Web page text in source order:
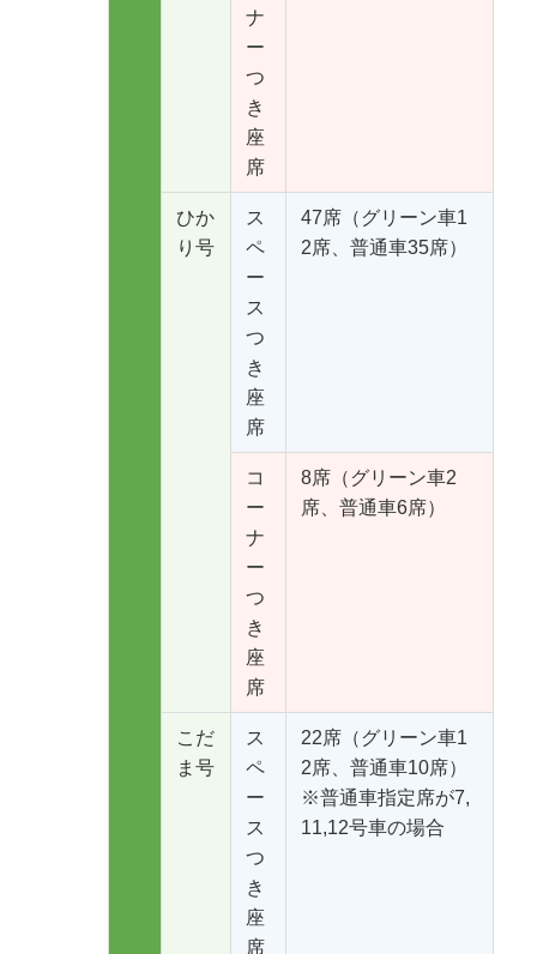
ナ
ー
つ
き
座
席
ひか
り号
ス
ペ
ー
ス
つ
き
座
席
47席（グリーン車1
2席、普通車35席）
コ
ー
ナ
ー
つ
き
座
席
8席（グリーン車2
席、普通車6席）
こだ
ま号
ス
ペ
ー
ス
つ
き
座
席
22席（グリーン車1
2席、普通車10席）
※普通車指定席が7,
11,12号車の場合